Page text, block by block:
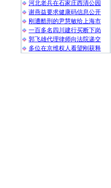
河北老兵在石家庄西清公园
谢燕益要求健康码信息公开
刚遭酷刑的尹慧敏给上海市
一百多名四川建行买断下岗
郭飞雄代理律师向法院递交
多位在京维权人看望刚获释